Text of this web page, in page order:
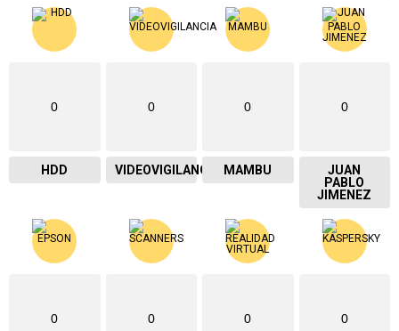
0
HDD
0
VIDEOVIGILANCIA
0
MAMBU
0
JUAN
PABLO
JIMENEZ
0 0 0 0